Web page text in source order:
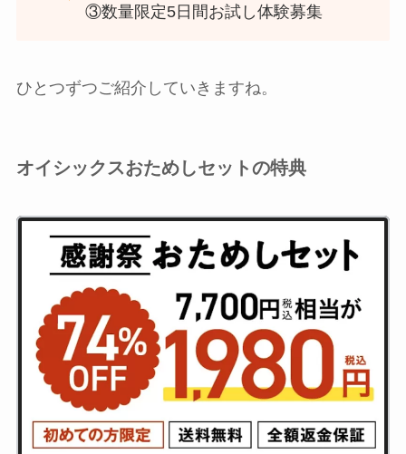
③数量限定5日間お試し体験募集
ひとつずつご紹介していきますね。
オイシックスおためしセットの特典